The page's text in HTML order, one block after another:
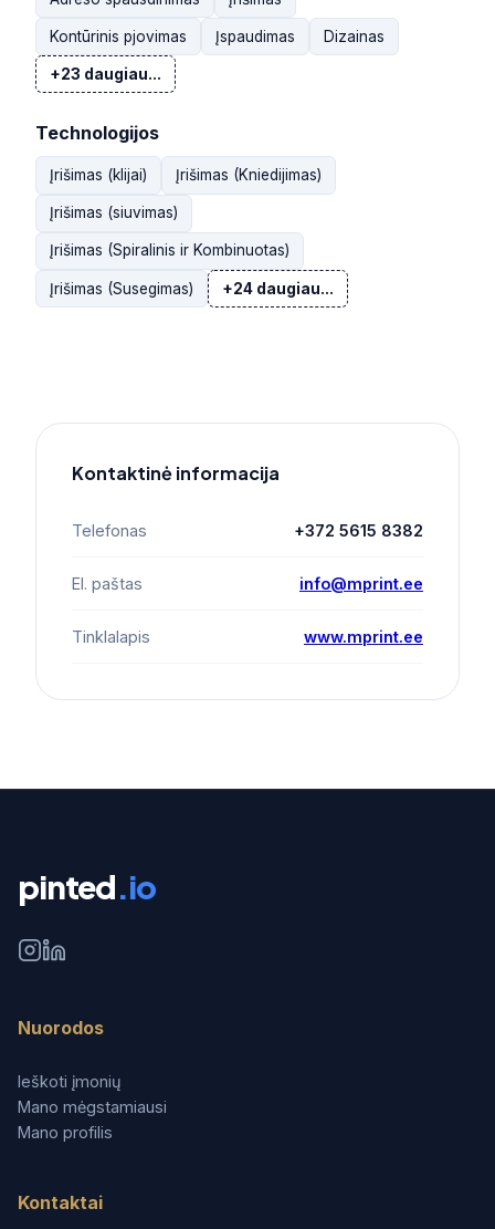
Kontūrinis pjovimas Įspaudimas Dizainas
+23 daugiau...
Technologijos
Įrišimas (klijai) Įrišimas (Kniedijimas)
Įrišimas (siuvimas)
Įrišimas (Spiralinis ir Kombinuotas)
Įrišimas (Susegimas) +24 daugiau...
Kontaktinė informacija
Telefonas +372 5615 8382
El. paštas info@mprint.ee
Tinklalapis www.mprint.ee
pinted.io
Nuorodos
Ieškoti įmonių
Mano mėgstamiausi
Mano profilis
Kontaktai